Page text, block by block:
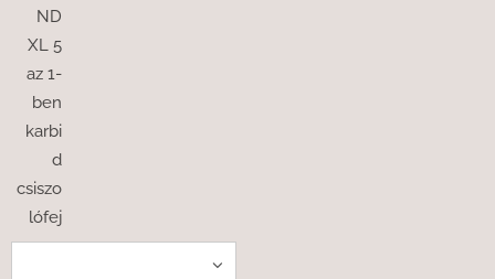
ND
XL 5
az 1-
ben
karbi
d
csiszo
lófej